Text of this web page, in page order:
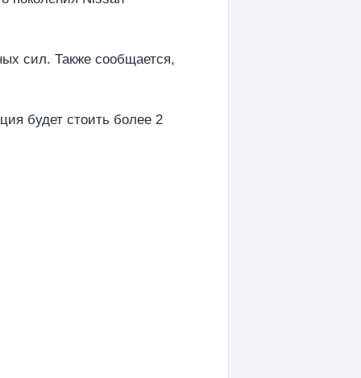
сил. Также сообщается,
будет стоить более 2